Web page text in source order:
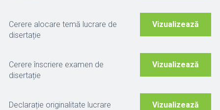
Cerere alocare temă lucrare de
disertație
Vizualizează
Cerere înscriere examen de
disertație
Vizualizează
Declarație originalitate lucrare
Vizualizează